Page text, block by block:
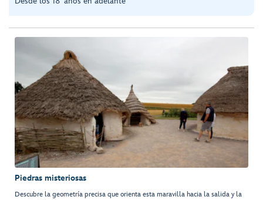
Piedras misteriosas
Descubre la geometría precisa que orienta esta maravilla hacia la salida y la